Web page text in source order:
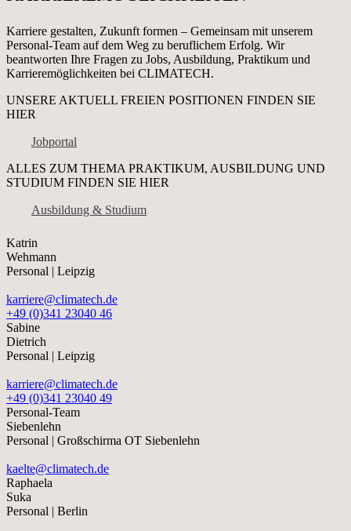
Karriere gestalten, Zukunft formen – Gemeinsam mit unserem
Personal-Team auf dem Weg zu beruflichem Erfolg. Wir
beantworten Ihre Fragen zu Jobs, Ausbildung, Praktikum und
Karrieremöglichkeiten bei CLIMATECH.
UNSERE AKTUELL FREIEN POSITIONEN FINDEN SIE
HIER
Jobportal
ALLES ZUM THEMA PRAKTIKUM, AUSBILDUNG UND
STUDIUM FINDEN SIE HIER
Ausbildung & Studium
Katrin
Wehmann
Personal | Leipzig
karriere@climatech.de
+49 (0)341 23040 46
Sabine
Dietrich
Personal | Leipzig
karriere@climatech.de
+49 (0)341 23040 49
Personal-Team
Siebenlehn
Personal | Großschirma OT Siebenlehn
kaelte@climatech.de
Raphaela
Suka
Personal | Berlin